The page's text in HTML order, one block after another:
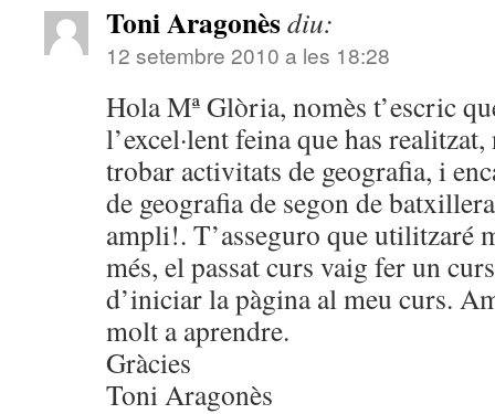
Toni Aragonèsdiu:
12 setembre 2010 a les 18:28
Hola Mª Glòria, nomès t’escric
l’excel·lent feina que has
trobar activitats de geografia, i
de geografia de segon de
ampli!. T’asseguro que utilitzaré
més, el passat curs vaig fer un
d’iniciar la pàgina al meu curs.
molt a aprendre.
Gràcies
Toni Aragonès